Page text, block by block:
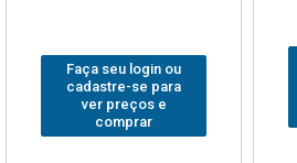
Faça seu login ou
cadastre-se para
ver preços e
comprar